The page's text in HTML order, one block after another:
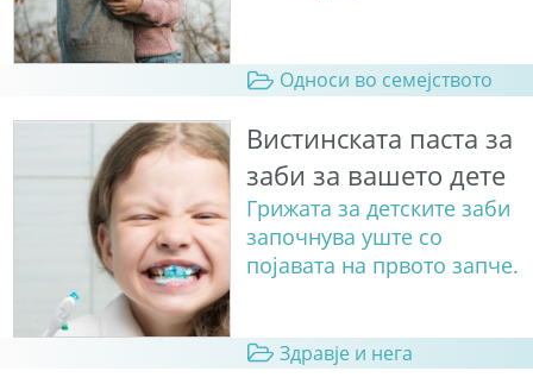
Односи во семејството
Вистинската паста за
заби за вашето дете
Грижата за детските заби
започнува уште со
појавата на првото запче.
Здравје и нега